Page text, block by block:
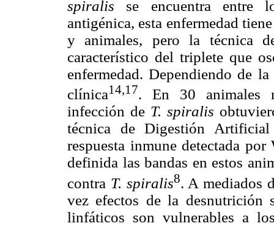
spiralis se encuentra entre
antigénica, esta enfermedad
y animales, pero la técnica
característico del triplete que
enfermedad. Dependiendo de
clínica14,17. En 30 animales
infección de T. spiralis
técnica de Digestión
respuesta inmune detectada
definida las bandas en estos
contra T. spiralis8. A mediados
vez efectos de la desnutrición
linfáticos son vulnerables a